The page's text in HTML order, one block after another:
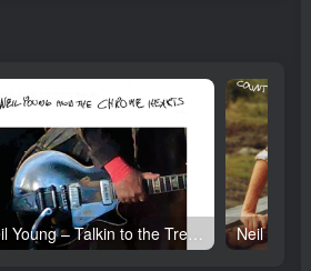
Neil Young – Talkin to the Trees(093624835004)【24bit／192.0kHz】土耳其区